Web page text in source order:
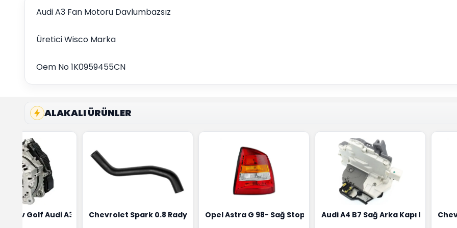
Audi A3 Fan Motoru Davlumbazsız
Üretici Wisco Marka
Oem No 1K0959455CN
ALAKALI ÜRÜNLER
Bosch Marka 1628HN-0258010081
Wv Golf Audi A3 Şarj Alternatörü Valeo Marka 05E903018G
Chevrolet Spark 0.8 Radyatör Üst Hortumu Rapro Marka 96591464
Opel Astra G 98- Sağ Stop Lambası Depo Marka 6223020
Audi A4 B7 Sağ Arka Kapı Kilit